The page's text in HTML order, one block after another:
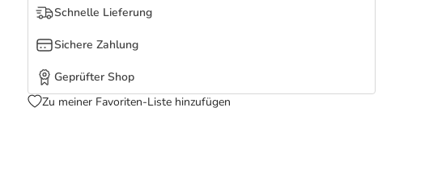
Schnelle Lieferung
Sichere Zahlung
Geprüfter Shop
Zu meiner Favoriten-Liste hinzufügen